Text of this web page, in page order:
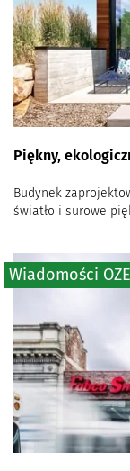
Piękny,
Budynek
światło i surowe
Wiadomości OZE